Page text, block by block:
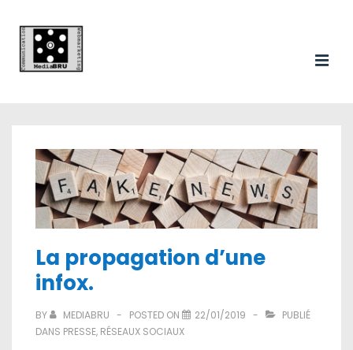
passer
contenu
Navigation
La propagation d’une
infox.
BY MEDIABRU POSTED ON 22/01/2019
PUBLIÉ
DANS PRESSE, RÉSEAUX SOCIAUX